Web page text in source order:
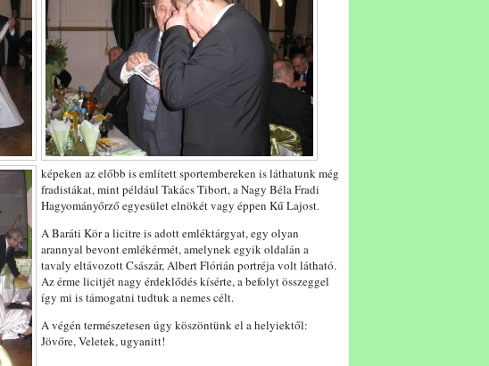
képeken az előbb is említett sportembereken is láthatunk még
fradistákat, mint például Takács Tibort, a Nagy Béla Fradi
Hagyományőrző egyesület elnökét vagy éppen Kű Lajost.
A Baráti Kör a licitre is adott emléktárgyat, egy olyan
arannyal bevont emlékérmét, amelynek egyik oldalán a
tavaly eltávozott Császár, Albert Flórián portréja volt látható.
Az érme licitjét nagy érdeklődés kísérte, a befolyt összeggel
így mi is támogatni tudtuk a nemes célt.
A végén természetesen úgy köszöntünk el a helyiektől:
Jövőre, Veletek, ugyanitt!